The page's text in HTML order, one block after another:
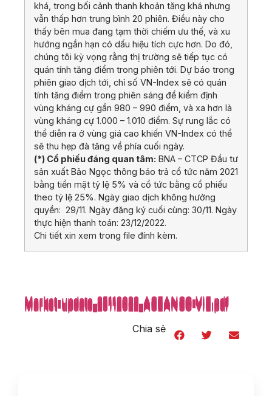
khá, trong bối cảnh thanh khoản tăng khá nhưng
vẫn thấp hơn trung bình 20 phiên. Điều này cho
thấy bên mua đang tạm thời chiếm ưu thế, và xu
hướng ngắn hạn có dấu hiệu tích cực hơn. Do đó,
chúng tôi kỳ vọng rằng thị trường sẽ tiếp tục có
quán tính tăng điểm trong phiên tới. Dự báo trong
phiên giao dịch tới, chỉ số VN-Index sẽ có quán
tính tăng điểm trong phiên sáng để kiểm định
vùng kháng cự gần 980 – 990 điểm, và xa hơn là
vùng kháng cự 1.000 – 1.010 điểm. Sự rung lắc có
thể diễn ra ở vùng giá cao khiến VN-Index có thể
sẽ thu hẹp đà tăng về phía cuối ngày.
(*) Cổ phiếu đáng quan tâm: BNA – CTCP Đầu tư
sản xuất Bảo Ngọc thông báo trả cổ tức năm 2021
bằng tiền mặt tỷ lệ 5% và cổ tức bằng cổ phiếu
theo tỷ lệ 25%. Ngày giao dịch không hưởng
quyền: 29/11. Ngày đăng ký cuối cùng: 30/11. Ngày
thực hiện thanh toán: 23/12/2022.
Chi tiết xin xem trong file đính kèm.
Market-update_25112022_ASEANSC-VIE.pdf
Market-update_25112022_ASEANSC-VIE.pdf
Market-update_25112022_ASEANSC-VIE.pdf
Market-update_25112022_ASEANSC-VIE.pdf
Market-update_25112022_ASEANSC-VIE.pdf
Market-update_25112022_ASEANSC-VIE.pdf
Market-update_25112022_ASEANSC-VIE.pdf
Market-update_25112022_ASEANSC-VIE.pdf
Market-update_25112022_ASEANSC-VIE.pdf
Market-update_25112022_ASEANSC-VIE.pdf
Market-update_25112022_ASEANSC-VIE.pdf
Market-update_25112022_ASEANSC-VIE.pdf
Market-update_25112022_ASEANSC-VIE.pdf
Market-update_25112022_ASEANSC-VIE.pdf
Chia sẻ